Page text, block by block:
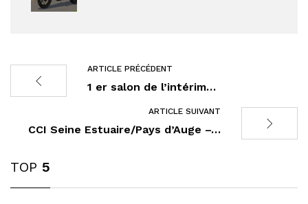
ARTICLE PRÉCÉDENT
1 er salon de l’intérim…
ARTICLE SUIVANT
CCI Seine Estuaire/Pays d’Auge –…
TOP 5